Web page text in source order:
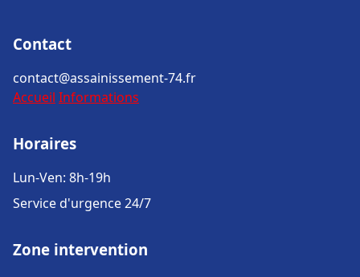
Contact
contact@assainissement-74.fr
Accueil Informations
Horaires
Lun-Ven: 8h-19h
Service d'urgence 24/7
Zone intervention